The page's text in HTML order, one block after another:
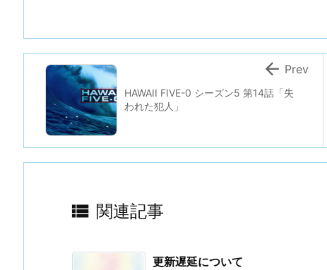
HAWAII FIVE-0 シーズン5 第14話「失
われた犯人」
 Prev
 関連記事
更新遅延について